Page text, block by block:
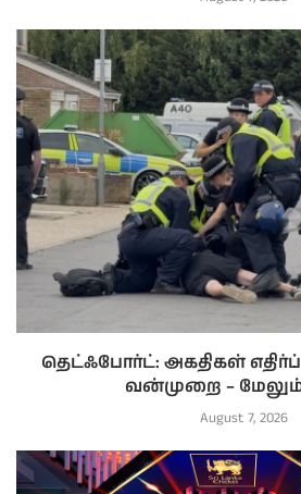
தெட்ஃபோர்ட்: அகதிகள்
வன்முறை –
August 7, 2026